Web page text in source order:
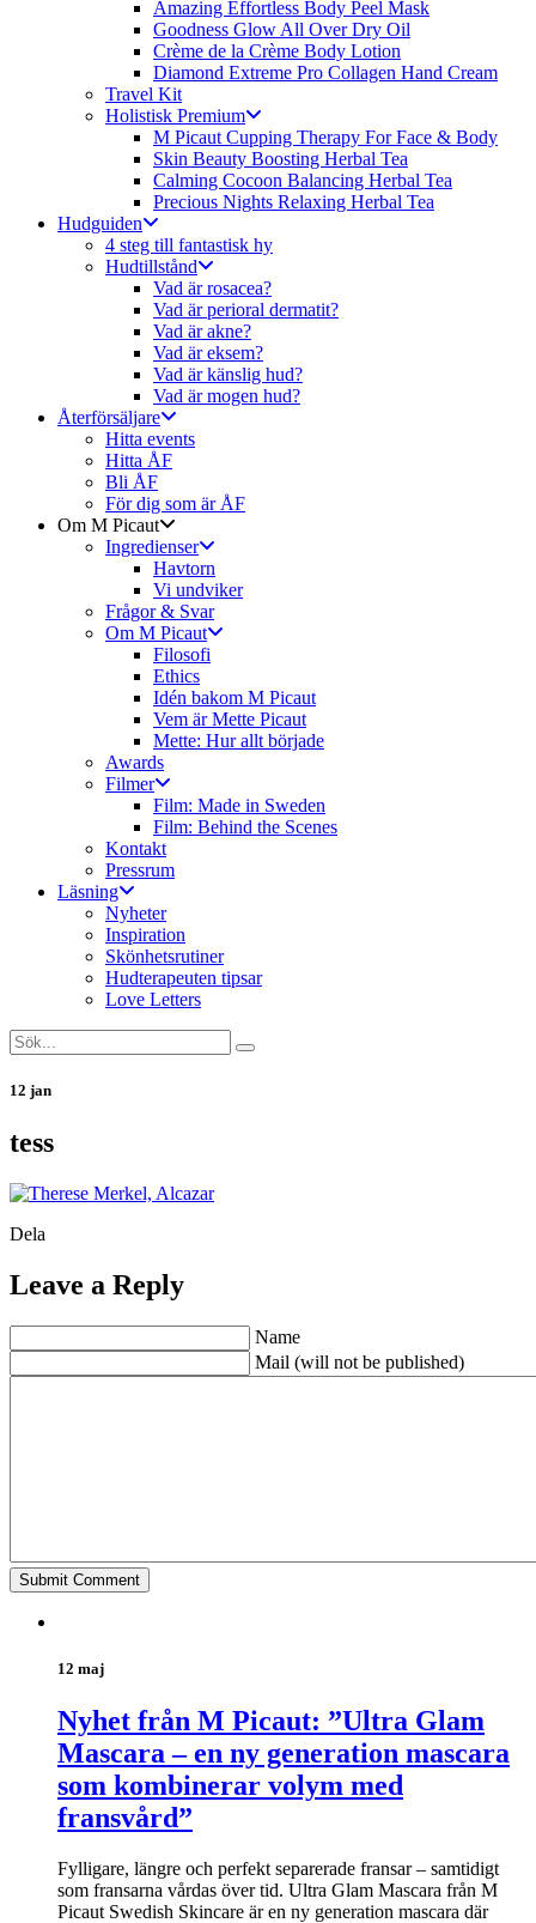
Amazing Effortless Body Peel Mask
Goodness Glow All Over Dry Oil
Crème de la Crème Body Lotion
Diamond Extreme Pro Collagen Hand Cream
Travel Kit
Holistisk Premium
M Picaut Cupping Therapy For Face & Body
Skin Beauty Boosting Herbal Tea
Calming Cocoon Balancing Herbal Tea
Precious Nights Relaxing Herbal Tea
Hudguiden
4 steg till fantastisk hy
Hudtillstånd
Vad är rosacea?
Vad är perioral dermatit?
Vad är akne?
Vad är eksem?
Vad är känslig hud?
Vad är mogen hud?
Återförsäljare
Hitta events
Hitta ÅF
Bli ÅF
För dig som är ÅF
Om M Picaut
Ingredienser
Havtorn
Vi undviker
Frågor & Svar
Om M Picaut
Filosofi
Ethics
Idén bakom M Picaut
Vem är Mette Picaut
Mette: Hur allt började
Awards
Filmer
Film: Made in Sweden
Film: Behind the Scenes
Kontakt
Pressrum
Läsning
Nyheter
Inspiration
Skönhetsrutiner
Hudterapeuten tipsar
Love Letters
12 jan
tess
Dela
Leave a Reply
Name
Mail (will not be published)
12 maj
Nyhet från M Picaut: ”Ultra Glam
Mascara – en ny generation mascara
som kombinerar volym med
fransvård”
Fylligare, längre och perfekt separerade fransar – samtidigt
som fransarna vårdas över tid. Ultra Glam Mascara från M
Picaut Swedish Skincare är en ny generation mascara där